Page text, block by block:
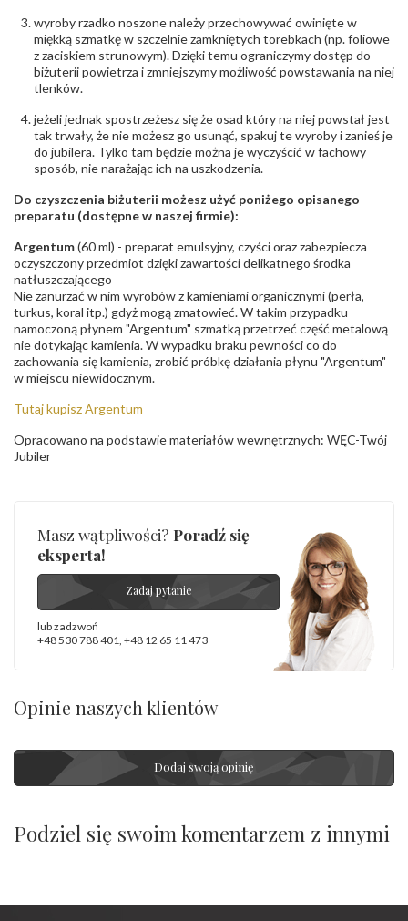
wyroby rzadko noszone należy przechowywać owinięte w
miękką szmatkę w szczelnie zamkniętych torebkach (np. foliowe
z zaciskiem strunowym). Dzięki temu ograniczymy dostęp do
biżuterii powietrza i zmniejszymy możliwość powstawania na niej
tlenków.
jeżeli jednak spostrzeżesz się że osad który na niej powstał jest
tak trwały, że nie możesz go usunąć, spakuj te wyroby i zanieś je
do jubilera. Tylko tam będzie można je wyczyścić w fachowy
sposób, nie narażając ich na uszkodzenia.
Do czyszczenia biżuterii możesz użyć poniżego opisanego
preparatu (dostępne w naszej firmie):
Argentum(60 ml) - preparat emulsyjny, czyści oraz zabezpiecza
oczyszczony przedmiot dzięki zawartości delikatnego środka
natłuszczającego
Nie zanurzać w nim wyrobów z kamieniami organicznymi (perła,
turkus, koral itp.) gdyż mogą zmatowieć. W takim przypadku
namoczoną płynem "Argentum" szmatką przetrzeć część metalową
nie dotykając kamienia. W wypadku braku pewności co do
zachowania się kamienia, zrobić próbkę działania płynu "Argentum"
w miejscu niewidocznym.
Tutaj kupisz Argentum
Opracowano na podstawie materiałów wewnętrznych: WĘC-Twój
Jubiler
Masz wątpliwości? Poradź się
eksperta!
Zadaj pytanie
lub zadzwoń
+48 530 788 401 +48 12 65 11 473
Opinie naszych klientów
Dodaj swoją opinię
Podziel się swoim komentarzem z innymi